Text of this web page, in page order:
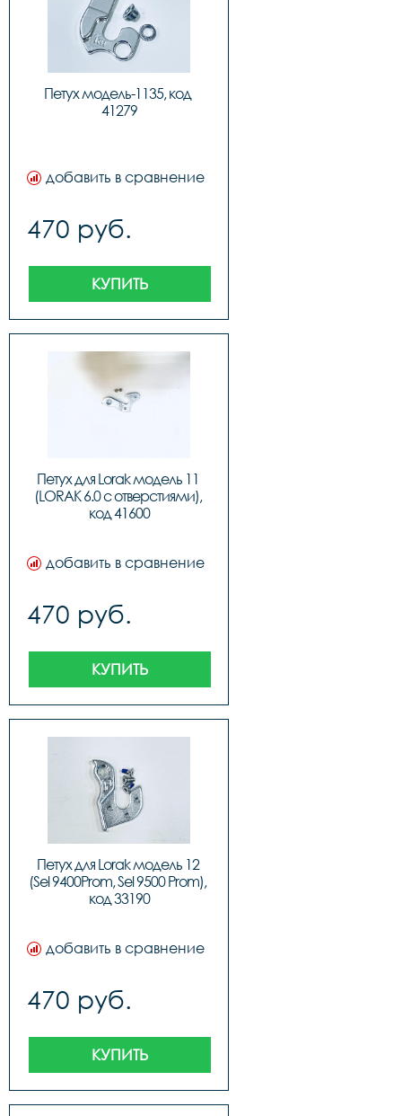
Петух модель-1135, код
41279
добавить в сравнение
470 руб.
КУПИТЬ
Петух для Lorak модель 11
(LORAK 6.0 с отверстиями),
код 41600
добавить в сравнение
470 руб.
КУПИТЬ
Петух для Lorak модель 12
(Sel 9400Prom, Sel 9500 Prom),
код 33190
добавить в сравнение
470 руб.
КУПИТЬ